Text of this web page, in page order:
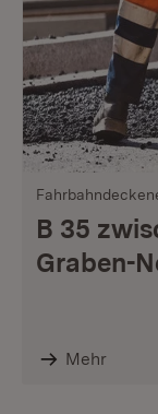
B 35
Graben-
Mehr